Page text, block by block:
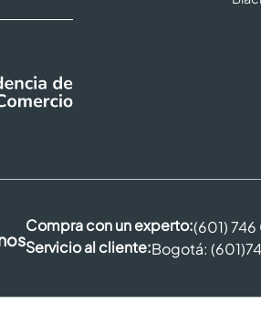
Compra con un experto:(601)
Servicio al cliente:Bogotá: